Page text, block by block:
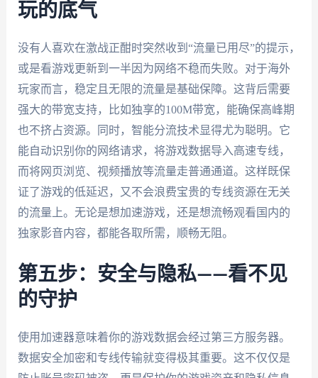
玩的底气
没有人喜欢在激战正酣时突然收到“流量已用尽”的提示，
或是看游戏更新到一半因为网络不稳而失败。对于海外
玩家而言，稳定且无限的流量是基础保障。这背后需要
强大的带宽支持，比如独享的100M带宽，能确保高峰期
也不挤占资源。同时，智能分流技术显得尤为聪明。它
能自动识别你的网络请求，将游戏数据导入高速专线，
而将网页浏览、视频播放等流量走普通通道。这样既保
证了游戏的低延迟，又不会浪费宝贵的专线资源在无关
的流量上。无论是想加速游戏，还是想流畅观看国内的
独家影音内容，都能各取所需，顺畅无阻。
第五步：安全与隐私——看不见
的守护
使用加速器意味着你的游戏数据会经过第三方服务器。
数据安全加密和专线传输就变得极其重要。这不仅仅是